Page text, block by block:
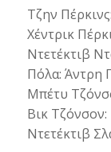
Τζην
Χέντρικ
Ντετέκτιβ
Πόλα: Άντρη
Μπέτυ
Βικ
Ντετέκτιβ